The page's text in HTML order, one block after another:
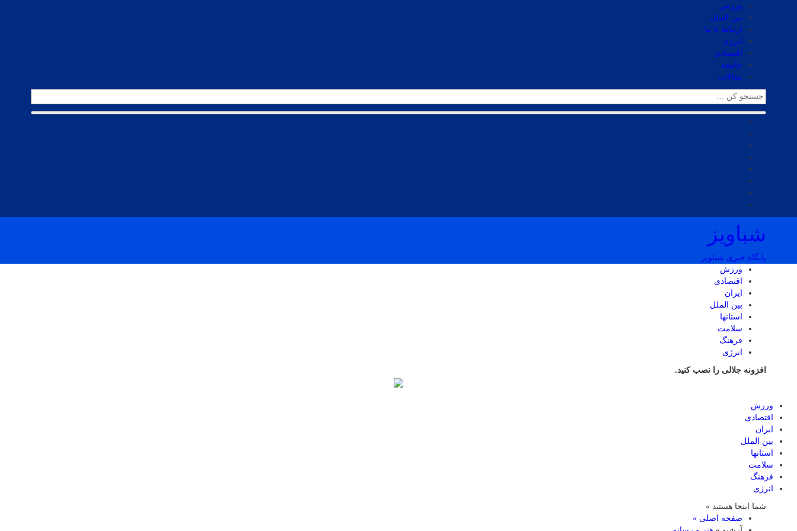
ورزش
بین الملل
ارتباط با ما
انرژی
اقتصادی
جامعه
مقالات
شباویز
پایگاه خبری شباویز
ورزش
اقتصادی
ایران
بین الملل
استانها
سلامت
فرهنگ
انرژی
افزونه جلالی را نصب کنید.
ورزش
اقتصادی
ایران
بین الملل
استانها
سلامت
فرهنگ
انرژی
شما اینجا هستید »
صفحه اصلی »